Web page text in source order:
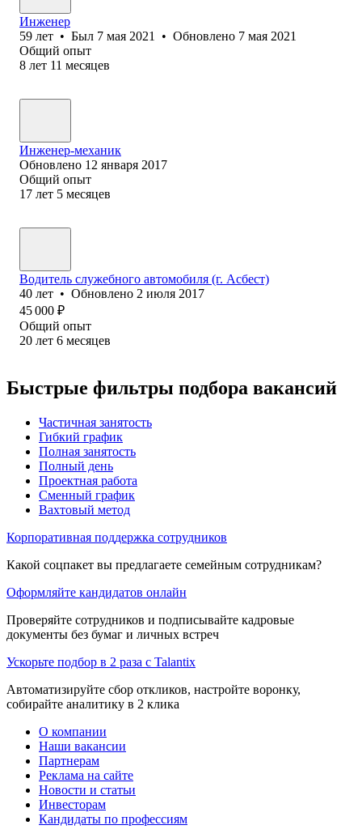
Инженер
59 лет • Был 7 мая 2021 • Обновлено 7 мая 2021
Общий опыт
8 лет 11 месяцев
Инженер-механик
Обновлено 12 января 2017
Общий опыт
17 лет 5 месяцев
Водитель служебного автомобиля (г. Асбест)
40 лет • Обновлено 2 июля 2017
45 000 ₽
Общий опыт
20 лет 6 месяцев
Быстрые фильтры подбора вакансий
Частичная занятость
Гибкий график
Полная занятость
Полный день
Проектная работа
Сменный график
Вахтовый метод
Корпоративная поддержка сотрудников
Какой соцпакет вы предлагаете семейным сотрудникам?
Оформляйте кандидатов онлайн
Проверяйте сотрудников и подписывайте кадровые
документы без бумаг и личных встреч
Ускорьте подбор в 2 раза с Talantix
Автоматизируйте сбор откликов, настройте воронку,
собирайте аналитику в 2 клика
О компании
Наши вакансии
Партнерам
Реклама на сайте
Новости и статьи
Инвесторам
Кандидаты по профессиям